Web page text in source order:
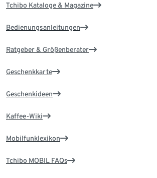
Tchibo Kataloge & Magazine
Bedienungsanleitungen
Ratgeber & Größenberater
Geschenkkarte
Geschenkideen
Kaffee-Wiki
Mobilfunklexikon
Tchibo MOBIL FAQs